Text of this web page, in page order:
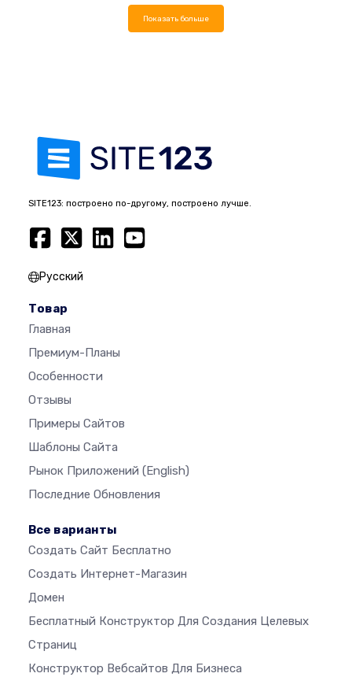
Показать больше
SITE123: построено по-другому, построено лучше.
Русский
Товар
Главная
Премиум-Планы
Особенности
Отзывы
Примеры Сайтов
Шаблоны Сайта
Рынок Приложений (English)
Последние Обновления
Все варианты
Создать Сайт Бесплатно
Создать Интернет-Магазин
Домен
Бесплатный Конструктор Для Создания Целевых
Страниц
Конструктор Вебсайтов Для Бизнеса